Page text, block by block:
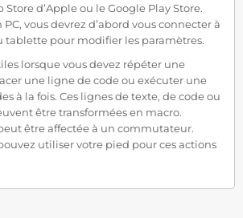
Store d’Apple ou le Google Play Store.
vous devrez d’abord vous connecter à
tablette pour modifier les paramètres.
lorsque vous devez répéter une
une ligne de code ou exécuter une
à la fois. Ces lignes de texte, de code ou
être transformées en macro.
être affectée à un commutateur.
utiliser votre pied pour ces actions